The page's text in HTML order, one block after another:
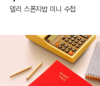
델리 스폰지밥 미니 수첩